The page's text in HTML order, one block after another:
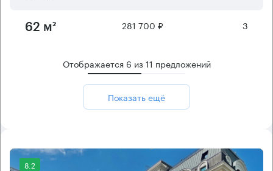
62 м² 281 700 ₽ 3
Отображается 6 из11 предложений
Показать ещё
8.2